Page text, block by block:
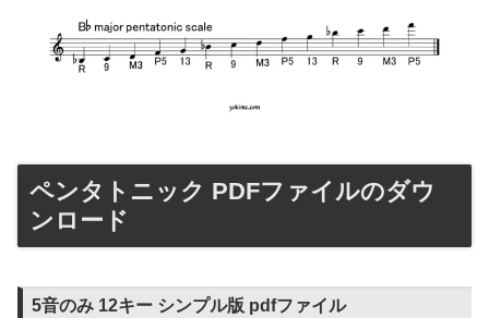
ペンタトニック PDFファイルのダウ
ンロード
5音のみ 12キー シンプル版 pdfファイル